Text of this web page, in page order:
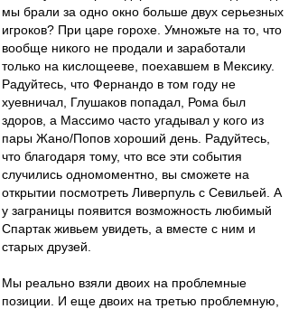
мы брали за одно окно больше двух серьезных
игроков? При царе горохе. Умножьте на то, что
вообще никого не продали и заработали
только на кислощееве, поехавшем в Мексику.
Радуйтесь, что Фернандо в том году не
хуевничал, Глушаков попадал, Рома был
здоров, а Массимо часто угадывал у кого из
пары Жано/Попов хороший день. Радуйтесь,
что благодаря тому, что все эти события
случились одномоментно, вы сможете на
открытии посмотреть Ливерпуль с Севильей. А
у заграницы появится возможность любимый
Спартак живьем увидеть, а вместе с ним и
старых друзей.
Мы реально взяли двоих на проблемные
позиции. И еще двоих на третью проблемную,